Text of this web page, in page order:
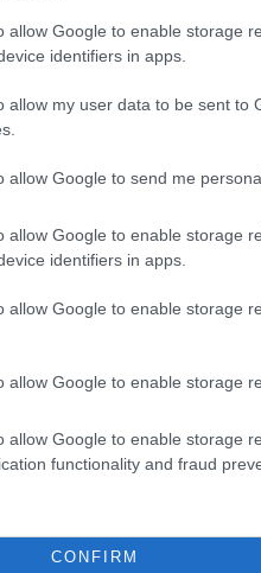
allow Google to enable storage
identifiers in apps.
allow my user data to be sent to
allow Google to send me
allow Google to enable storage
identifiers in apps.
allow Google to enable storage
allow Google to enable storage
allow Google to enable storage
functionality and fraud
CONFIRM
Νήσοι. Η επιστροφή
με τους φυσικούς
αντιδράσεις,
μία ώρα πίσω από
καλοκαίρι, όταν η
θα αυξάνεται στις δύο